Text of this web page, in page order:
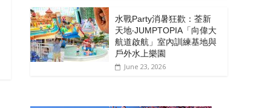
水戰Party消暑狂歡：荃新
天地‧JUMPTOPIA「向偉大
航道啟航」室內訓練基地與
戶外水上樂園
June 23, 2026